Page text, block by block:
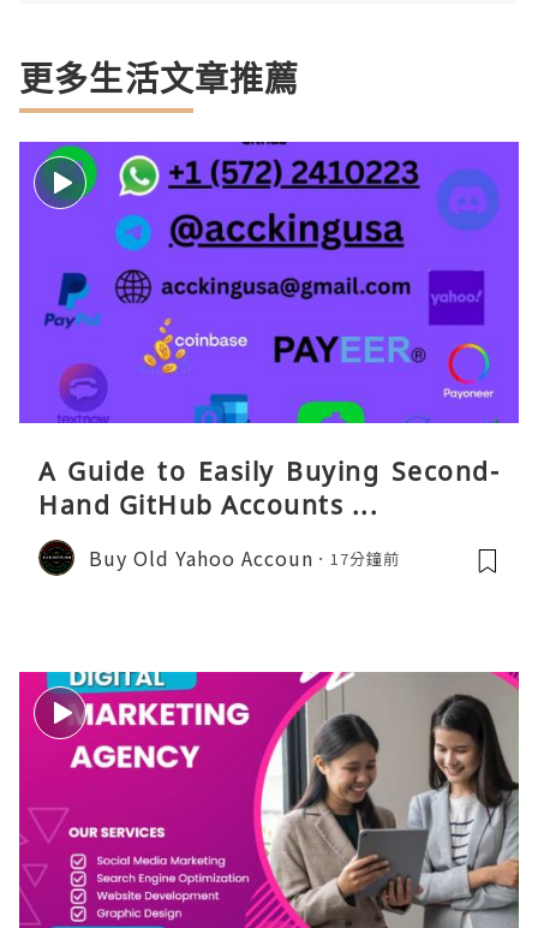
更多生活文章推薦
A Guide to Easily Buying Second-
Hand GitHub Accounts ...
Buy Old Yahoo Accoun 17分鐘前